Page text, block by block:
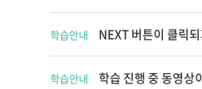
학습안내 NEXT 버튼이 클릭
학습안내 학습 진행 중 동영상